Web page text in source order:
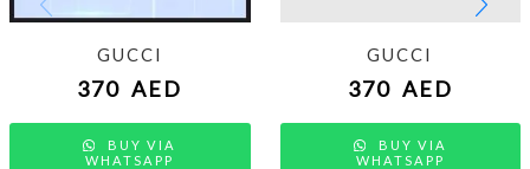
GUCCI
370 AED
BUY VIA
WHATSAPP
GUCCI
370 AED
BUY VIA
WHATSAPP